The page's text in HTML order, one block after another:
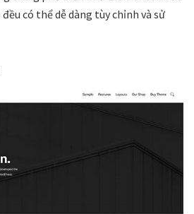
có thể dễ dàng tùy chỉnh và sử